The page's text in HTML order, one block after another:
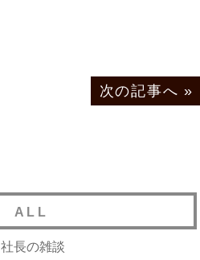
次の記事へ »
ALL
社長の雑談